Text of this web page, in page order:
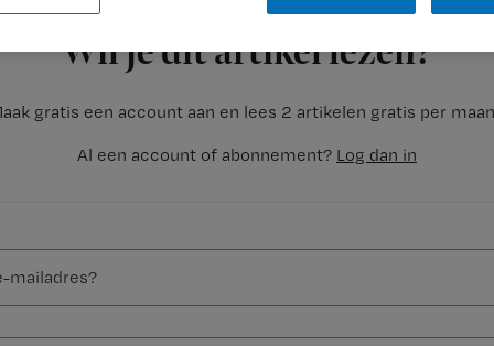
Wil je dit artikel lezen?
gratis een account aan en lees 2 artikelen gratis per
Al een account of abonnement? Log dan in